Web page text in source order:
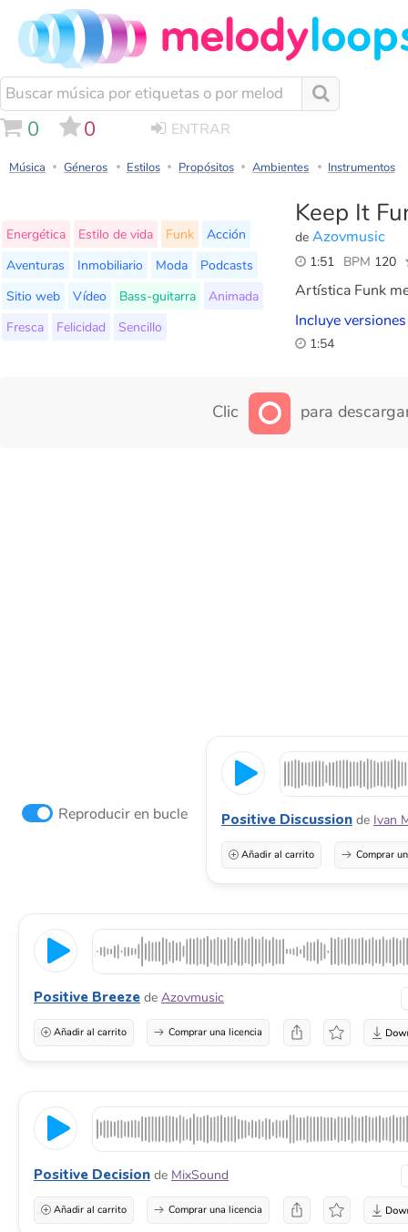
0 0 ENTRAR
Música Géneros Estilos Propósitos Ambientes Instrumentos
Keep It
de Azovmusic
1:51 BPM 120
Energética Estilo de vida Funk
Acción
Aventuras
Inmobiliario Moda
Podcasts
Sitio web
Vídeo Bass-guitarra
Animada
Fresca
Felicidad Sencillo
Artística Funk
Incluye
1:54
Clic para
Reproducir en bucle Positive Discussion de Ivan
Añadir al carrito Comprar
Positive Breeze de Azovmusic
Añadir al carrito Comprar una licencia
Positive Decision de MixSound
Añadir al carrito Comprar una licencia